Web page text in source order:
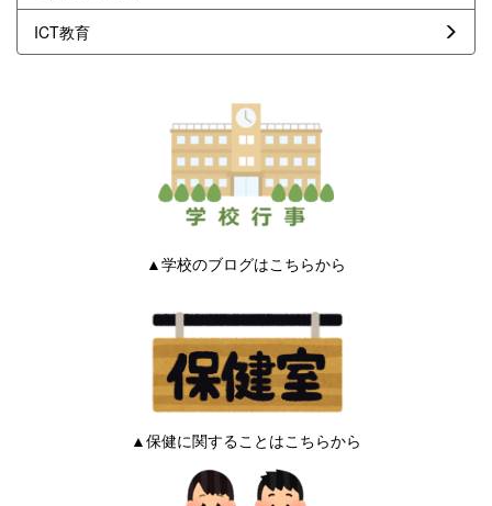
ICT教育
▲学校のブログはこちらから
▲保健に関することはこちらから